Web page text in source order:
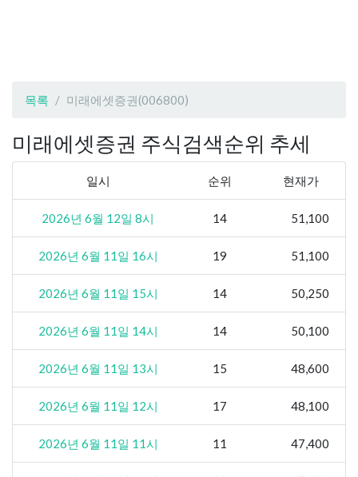
목록 미래에셋증권(006800)
미래에셋증권 주식검색순위 추세
일시 순위 현재가
2026년 6월 12일 8시 14 51,100
2026년 6월 11일 16시 19 51,100
2026년 6월 11일 15시 14 50,250
2026년 6월 11일 14시 14 50,100
2026년 6월 11일 13시 15 48,600
2026년 6월 11일 12시 17 48,100
2026년 6월 11일 11시 11 47,400